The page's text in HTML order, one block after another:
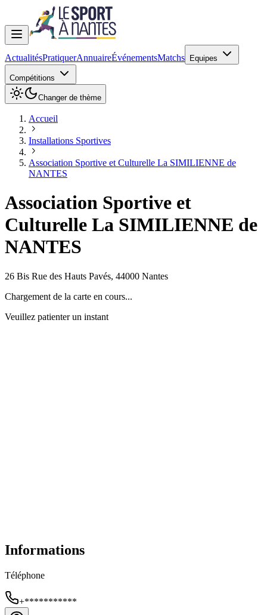
ActualitésPratiquerAnnuaireÉvénementsMatchs Equipes
Compétitions
Changer de thème
Accueil
Installations Sportives
Association Sportive et Culturelle La SIMILIENNE de
NANTES
Association Sportive et
Culturelle La SIMILIENNE de
NANTES
26 Bis Rue des Hauts Pavés, 44000 Nantes
Chargement de la carte en cours...
Veuillez patienter un instant
Informations
Téléphone
+***********